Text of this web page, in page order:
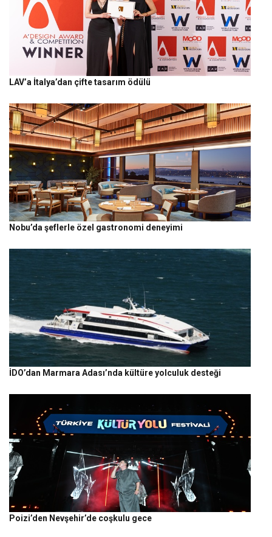
LAV’a İtalya’dan çifte tasarım ödülü
Nobu’da şeflerle özel gastronomi deneyimi
İDO’dan Marmara Adası’nda kültüre yolculuk desteği
Poizi’den Nevşehir’de coşkulu gece